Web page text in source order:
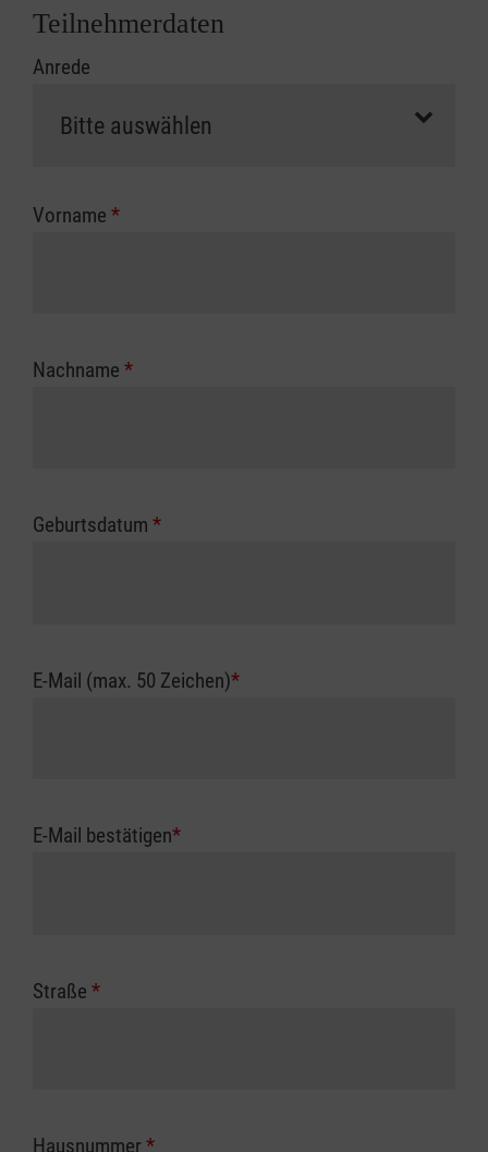
Abrechnungsunterlagen spätestens zu
erfolgt eine Abrechnung der vollen Kursgebühr
Die notwendigen Formulare für die
zuständigen Berufsgenossenschaft oder
Teilnehmerdaten
Anrede
Vorname *
Nachname *
Geburtsdatum *
E-Mail (max. 50 Zeichen)*
E-Mail bestätigen*
Straße *
Hausnummer *